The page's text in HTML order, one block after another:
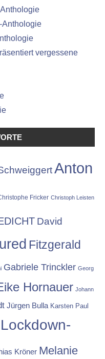
Anthologie
vergessene
Anton
Fricker Christoph Leisten
David
Fitzgerald
Gabriele Trinckler Georg
Hornauer Johann
Jürgen Bulla Karsten Paul
Lockdown-
Kröner Melanie